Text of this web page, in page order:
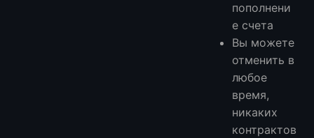
пополнени
е счета
Вы можете
отменить в
любое
время,
никаких
контрактов